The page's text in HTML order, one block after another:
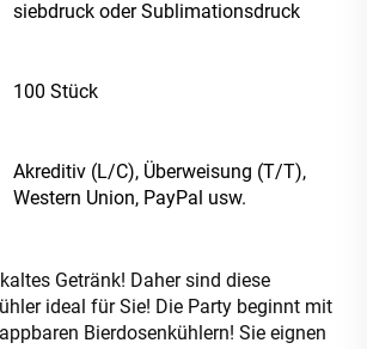
siebdruck oder Sublimationsdruck
100 Stück
Akreditiv (L/C), Überweisung (T/T),
Western Union, PayPal usw.
Getränk! Daher sind diese
ideal für Sie! Die Party beginnt mit
Bierdosenkühlern! Sie eignen